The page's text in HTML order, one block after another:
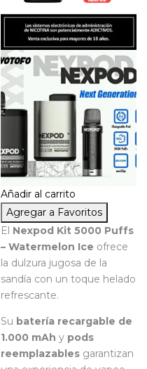
Añadir al carrito
Agregar a Favoritos
El Nexpod Kit 5000 Puffs
– Watermelon Ice ofrece
la dulzura jugosa de la
sandía con un toque helado
refrescante.
Su batería recargable de
1.000 mAh y pods
reemplazables garantizan